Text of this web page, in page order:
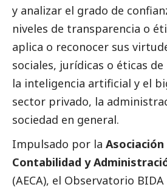
y analizar el grado de
niveles de transparencia o
aplica o reconocer sus
sociales, jurídicas o éticas
la inteligencia artificial y el
sector privado, la
sociedad en general.
Impulsado por la Asociación
Contabilidad y
(AECA), el Observatorio